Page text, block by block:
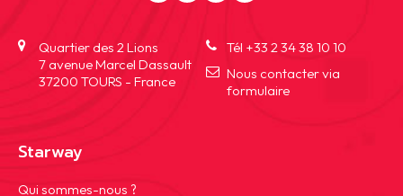
Quartier des 2 Lions
7 avenue Marcel Dassault
37200 TOURS - France
Tél +33 2 34 38 10 10
Nous contacter via
formulaire
Starway
Aller
Qui sommes-nous ?